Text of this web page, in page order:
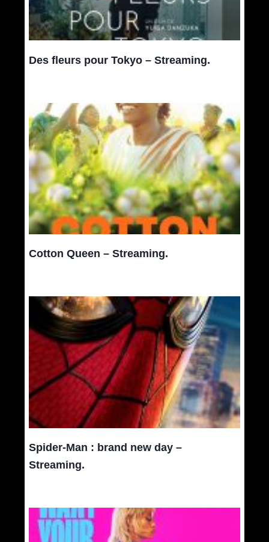
Des fleurs pour Tokyo – Streaming.
Cotton Queen – Streaming.
Spider-Man : brand new day –
Streaming.